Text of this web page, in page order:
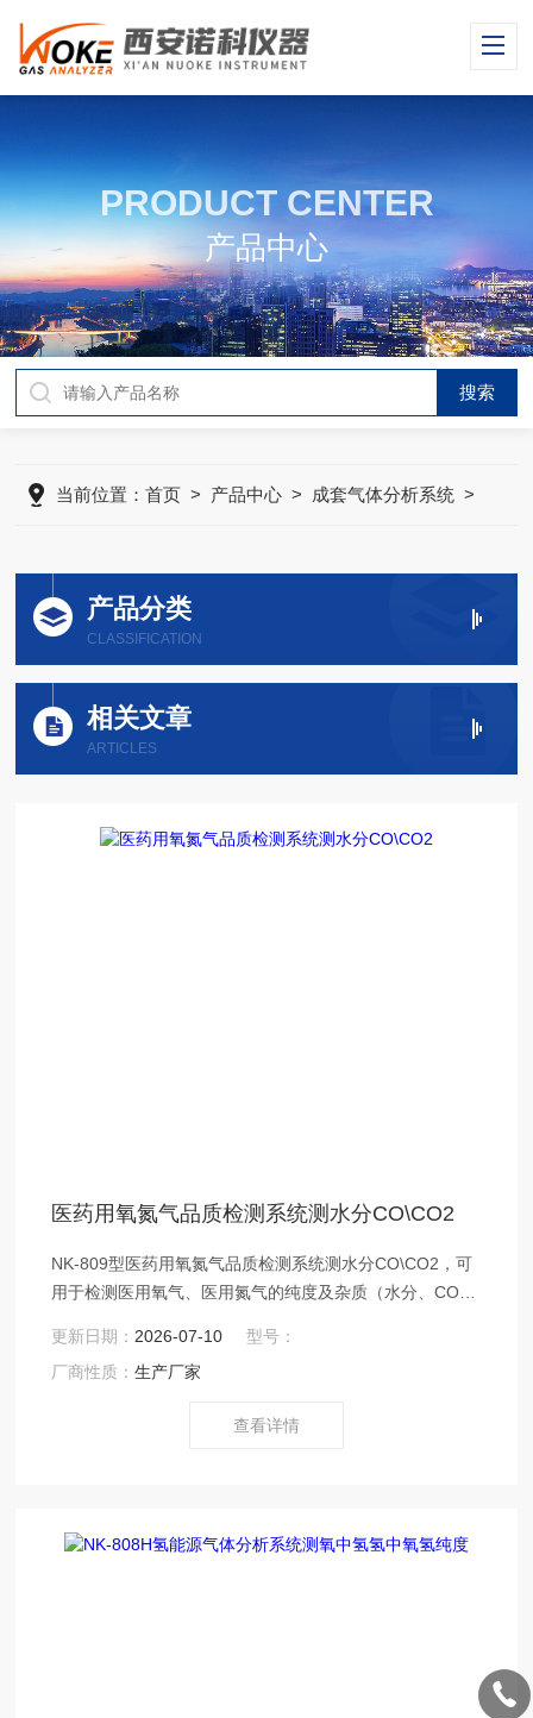
PRODUCT CENTER
产品中心
当前位置：首页 > 产品中心 > 成套气体分析系统 >
产品分类
CLASSIFICATION
相关文章
ARTICLES
医药用氧氮气品质检测系统测水分CO\CO2
NK-809型医药用氧氮气品质检测系统测水分CO\CO2，可
用于检测医用氧气、医用氮气的纯度及杂质（水分、CO、
更新日期： 2026-07-10
型号：
厂商性质：生产厂家
查看详情